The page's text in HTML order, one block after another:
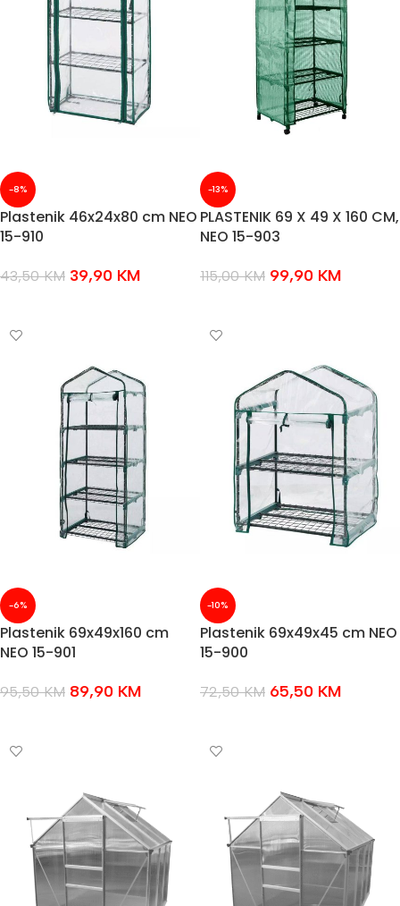
-8%
Plastenik 46x24x80 cm NEO
15-910
43,50KM 39,90 KM
-13%
PLASTENIK 69 X 49 X 160 CM,
NEO 15-903
115,00KM 99,90 KM
-6%
Plastenik 69x49x160 cm
NEO 15-901
95,50KM 89,90 KM
-10%
Plastenik 69x49x45 cm NEO
15-900
72,50KM 65,50 KM